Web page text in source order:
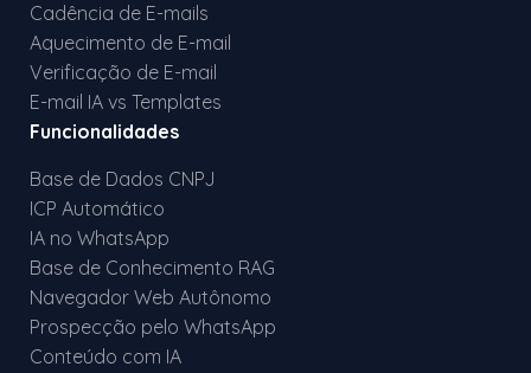
Cadência de E-mails
Aquecimento de E-mail
Verificação de E-mail
E-mail IA vs Templates
Funcionalidades
Base de Dados CNPJ
ICP Automático
IA no WhatsApp
Base de Conhecimento RAG
Navegador Web Autônomo
Prospecção pelo WhatsApp
Conteúdo com IA